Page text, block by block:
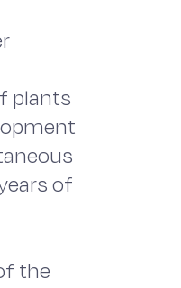
plants
of
the